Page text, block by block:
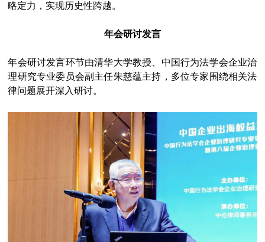
略定力，实现历史性跨越。
年会研讨发言
年会研讨发言环节由清华大学教授、中国行为法学会企业治
理研究专业委员会副主任朱慈蕴主持，多位专家围绕相关法
律问题展开深入研讨。